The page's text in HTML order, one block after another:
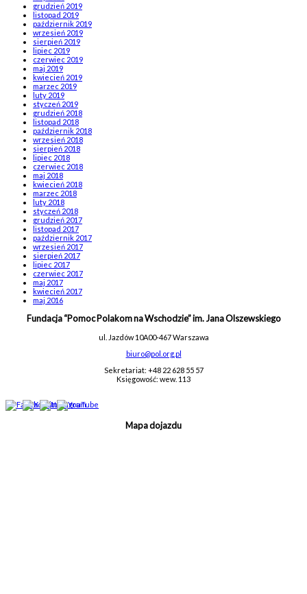
grudzień 2019
listopad 2019
październik 2019
wrzesień 2019
sierpień 2019
lipiec 2019
czerwiec 2019
maj 2019
kwiecień 2019
marzec 2019
luty 2019
styczeń 2019
grudzień 2018
listopad 2018
październik 2018
wrzesień 2018
sierpień 2018
lipiec 2018
czerwiec 2018
maj 2018
kwiecień 2018
marzec 2018
luty 2018
styczeń 2018
grudzień 2017
listopad 2017
październik 2017
wrzesień 2017
sierpień 2017
lipiec 2017
czerwiec 2017
maj 2017
kwiecień 2017
maj 2016
Fundacja “Pomoc Polakom na Wschodzie” im. Jana Olszewskiego
ul. Jazdów 10A00-467 Warszawa
biuro@pol.org.pl
Sekretariat: +48 22 628 55 57
Księgowość: wew. 113
Mapa dojazdu